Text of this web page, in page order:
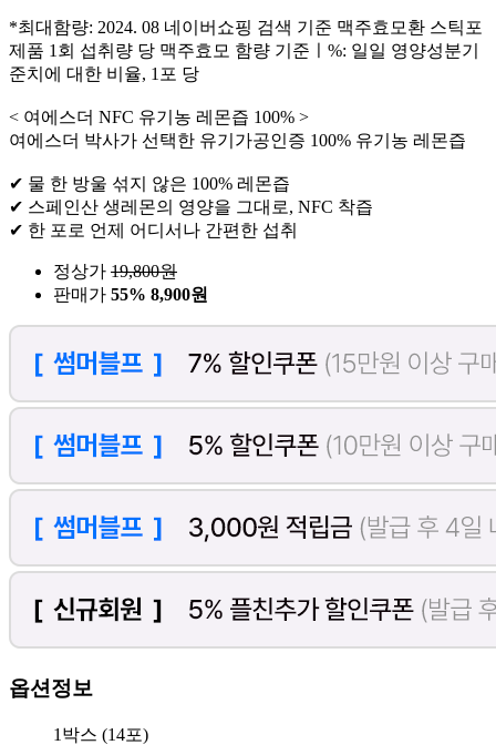
*최대함량: 2024. 08 네이버쇼핑 검색 기준 맥주효모환 스틱포
제품 1회 섭취량 당 맥주효모 함량 기준ㅣ%: 일일 영양성분기
준치에 대한 비율, 1포 당
< 여에스더 NFC 유기농 레몬즙 100% >
여에스더 박사가 선택한 유기가공인증 100% 유기농 레몬즙
✔ 물 한 방울 섞지 않은 100% 레몬즙
✔ 스페인산 생레몬의 영양을 그대로, NFC 착즙
✔ 한 포로 언제 어디서나 간편한 섭취
정상가 19,800원
판매가 55% 8,900원
옵션정보
1박스 (14포)